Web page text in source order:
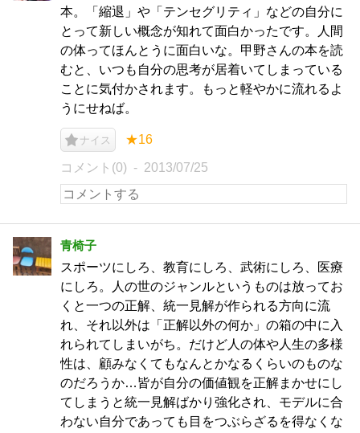
本。「縮退」や「テンセグリティ」などの自分に
とって新しい概念が知れて面白かったです。人間
の体ってほんとうに面白いな。甲野さんの本を読
むと、いつも自分の思考が居着いてしまっている
ことに気付かされます。もっと軽やかに流れるよ
うにせねば。
ナイス ★16
コメント(0) 2013/07/25
青椅子
スポーツにしろ、教育にしろ、武術にしろ、医療
にしろ。人の世のジャンルというものは放ってお
くと一つの正解、統一見解が作られる方向に流
れ、それ以外は「正解以外の何か」の箱の中に入
れられてしまいがち。だけど人の体や人生の多様
性は、顧みなくてもなんとかなるくらいのものな
のだろうか…皆が自分の価値観を正解まかせにし
てしまうと統一見解ばかり強化され、モデルに合
わない自分であっても目をつぶらざるを得なくな